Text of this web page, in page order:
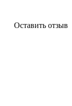
Оставить отзыв